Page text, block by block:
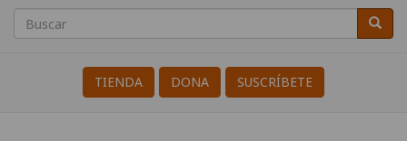
la
Guerra
Search
Buscar
TIENDA DONA SUSCRÍBETE